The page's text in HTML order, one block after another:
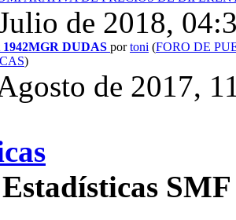
de 2018,
DUDAS portoni (FORO DE
)
de 2017,
Estadísticas SMF